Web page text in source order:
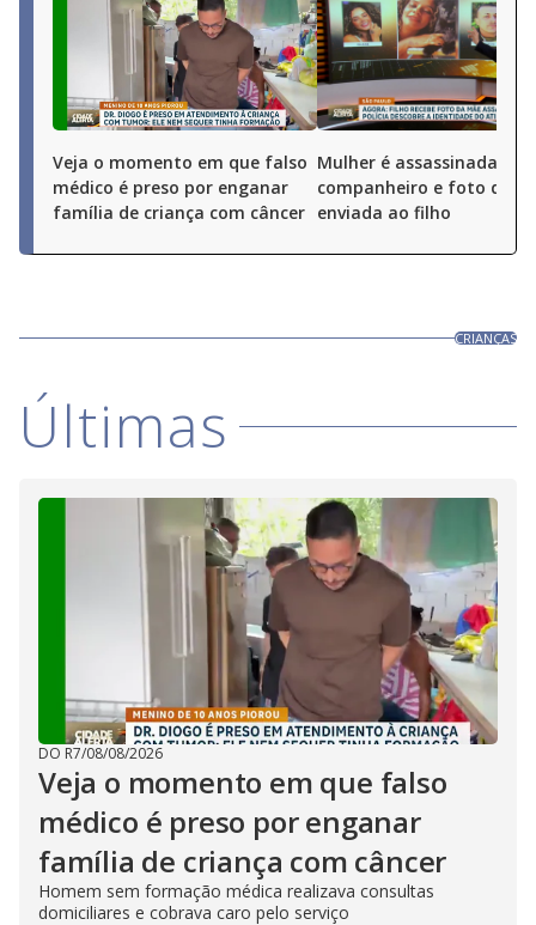
Veja o momento em que falso
médico é preso por enganar
família de criança com câncer
Mulher é assassinada
companheiro e foto do
enviada ao filho
CRIANÇAS
Últimas
DO R7/08/08/2026
Veja o momento em que falso
médico é preso por enganar
família de criança com câncer
Homem sem formação médica realizava consultas
domiciliares e cobrava caro pelo serviço